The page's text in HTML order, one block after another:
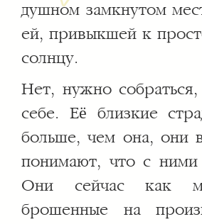
душном замкнутом
ей, привыкшей к
солнцу.
Нет, нужно
себе. Её близкие
больше, чем она, они
понимают, что с ними
Они сейчас как
брошенные на